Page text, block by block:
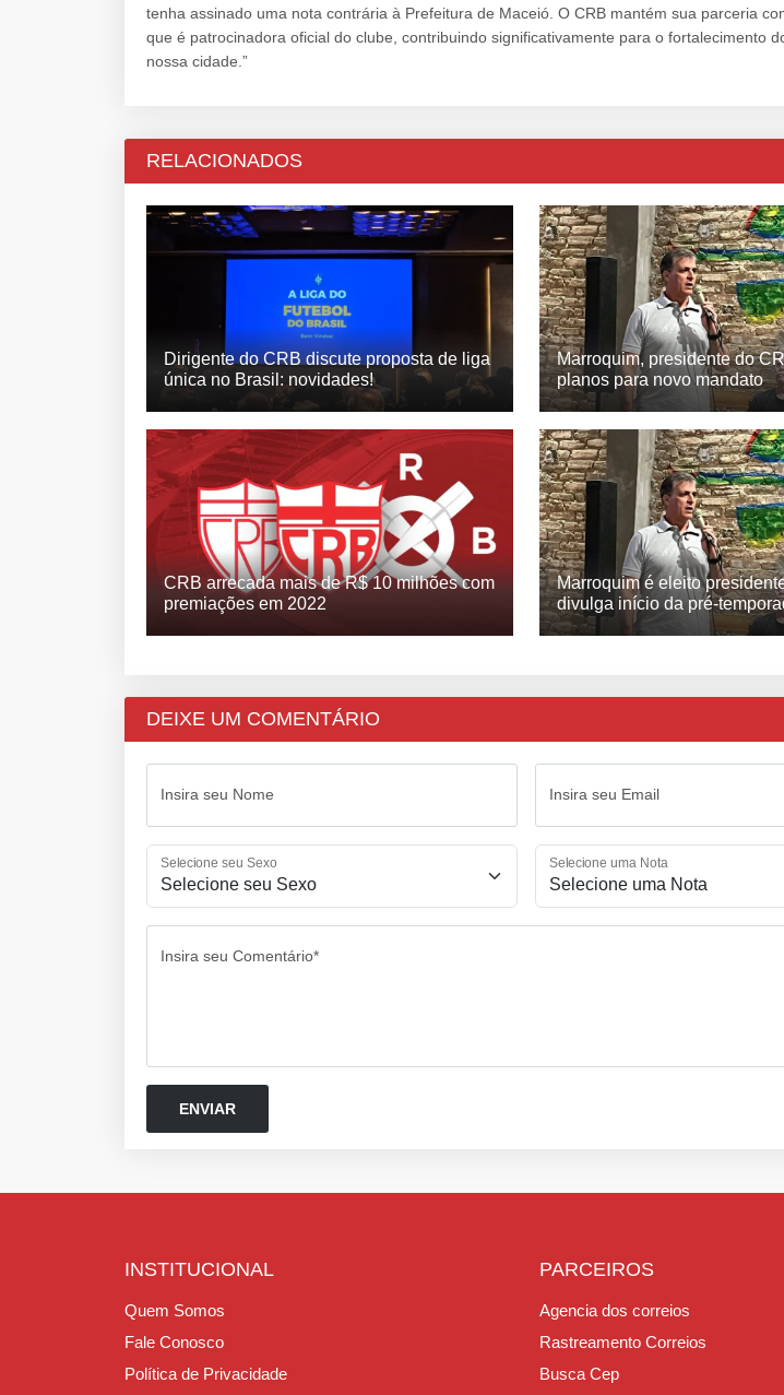
tenha assinado uma nota contrária à Prefeitura de Maceió. O CRB mantém sua parceria
que é patrocinadora oficial do clube, contribuindo significativamente para o fortalecimento
nossa cidade.”
RELACIONADOS
Dirigente do CRB discute proposta de liga
única no Brasil: novidades!
Marroquim, presidente do
planos para novo mandato
CRB arrecada mais de R$ 10 milhões com
premiações em 2022
Marroquim é eleito
divulga início da pré-
DEIXE UM COMENTÁRIO
Insira seu Nome Insira seu Email
Selecione seu Sexo Selecione uma Nota
Insira seu Comentário*
INSTITUCIONAL
Quem Somos
Fale Conosco
Política de Privacidade
PARCEIROS
Agencia dos correios
Rastreamento Correios
Busca Cep